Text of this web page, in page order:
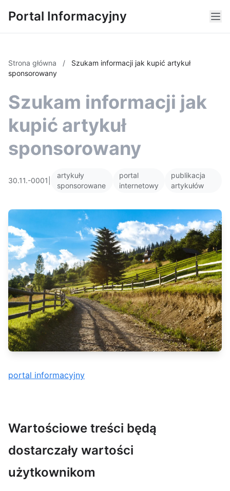
Portal Informacyjny
Strona główna /
Szukam informacji jak kupić artykuł
sponsorowany
Szukam informacji jak
kupić artykuł
sponsorowany
30.11.-0001
artykuły
sponsorowane
portal
internetowy
publikacja
artykułów
portal informacyjny
Wartościowe treści będą
dostarczały wartości
użytkownikom